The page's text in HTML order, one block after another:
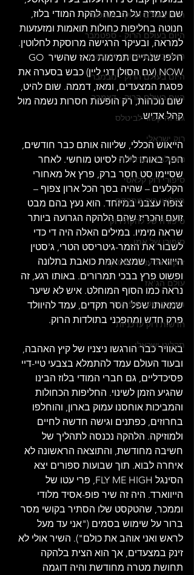
היום בעולם הרוק - אוגוסט
היום בעולם הרוק - ספטמבר
היום בעולם הרוק - אוקטובר
היום בעולם הרוק - נובמבר
היום בעולם הרוק - דצמבר
גם זה קשור לביטלס
רוק ישראלי
נוסטלגיה ישראלית
סיפורי רוק קלאסי
תקליטי רוק מתקדם
סיפורה של להקת רוק
סיפורו של אמן
זרקור על ענייני מוסיקה
עולם הג'אז
מאמרי רוק, פופ ועוד
חדשות רוק עדכניות
תקליט ישראלי
שם עמדה על הבמה להקת המודי בלוז,
חנוטה בחליפות כחולות תואמות ומזעזעות
למראה, ובעיקר הרגישה מרוסקת לחלוטין.
חלפו שנתיים תמימות מאז שהשיר GO
NOW (עם הסולן דני ליין) כבש בסערה את
פסגת המצעדים, ומאז, דממה. שום להיט,
שום נוכחות, רק הופעות חסרות נשמה מול
קהל אדיש.
הייאוש הכללי, שליווה אותם כבר חודשים,
הפך באותו לילה לסיוט מוחשי. לאחר
שסיימו סט חסר ברק, פרץ אל מאחורי
הקלעים – שהיה בסך הכל ארון צפוף –
צופה עצבני במיוחד. הוא נעץ בהם מבט
זועם והכריז שהם הלהקה הגרועה ביותר
שראה מימיו. במילים האלה היה די כדי
לשבור את הזמר-גיטריסט הטרי, ג'סטין
הייווארד, שמצא אמת כואבת בתלונה
ופשוט פרץ בבכי תמרורים. באותו רגע, זה
נראה כמו הסוף המוחלט. איש לא שיער
שמאותו שפל חסר תקדים, עמד להיוולד
פרק חדש ומהפכני בתולדות הרוק.
באוויר כבר הורגשו ניצניו של קיץ האהבה,
ובעוד העולם עמד להתמלא בצבעי טיי-דיי
פסיכדליים, גם חברי המודי בלוז הבינו
שהגיע הזמן לשינוי. החליפות הכחולות
והמביכות אוחסנו עמוק בארון, והוחלפו
בחרוזים, כפתנים וגישה חדשה לחיים
ולמוזיקה. הלהקה נכנסה לתהליך של
חשיבה מחודשת, והתוצאה הראשונה לא
איחרה לבוא. תוך שבועות ספורים יצא
הסינגל FLY ME HIGH, פרי עטו של
הייווארד. היה זה שיר פופ-אסיד מלודי
וממכר, שהטקסט שלו הסתיר בקושי מסר
ברור על שימוש בסמים ("אני עד מעל
לראש ואני אוהב את כולם"). השיר אולי לא
זינק במצעדים, אך הוא הצית בלהקה
תחושת מטרה מחודשת והיה דוגמה